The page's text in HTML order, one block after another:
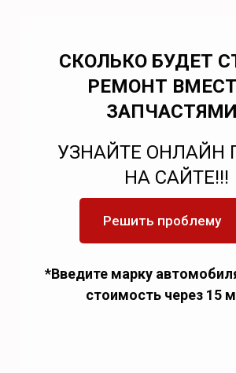
СКОЛЬКО БУДЕТ
РЕМОНТ
УЗНАЙТЕ ОНЛАЙН
НА САЙТЕ!!!
Решить проблему
*Введите марку
стоимость через 15